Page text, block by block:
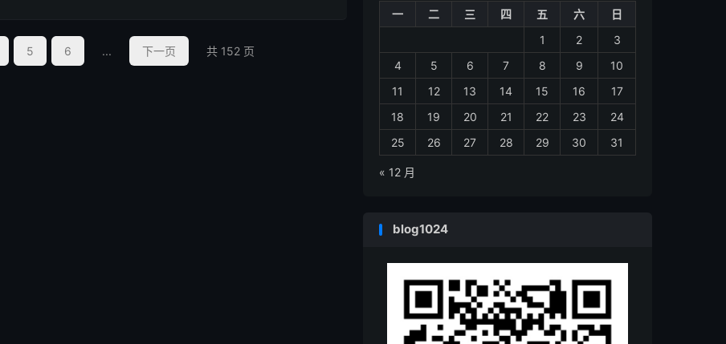
5 6 ... 下一页 共 152 页
一
二 三 四 五 六
日
1
2
3
4
5 6 7 8 9
10
11
12 13 14 15 16
17
18
19 20 21 22 23
24
25
26 27 28 29 30 31
« 12 月
blog1024